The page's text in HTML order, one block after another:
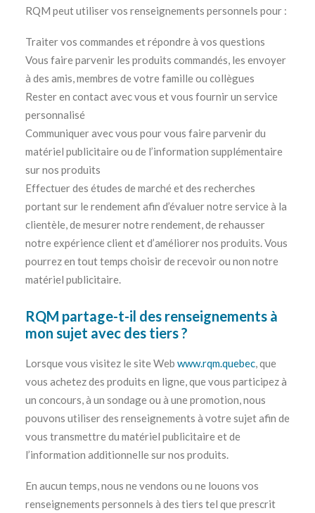
RQM peut utiliser vos renseignements personnels pour :
Traiter vos commandes et répondre à vos questions
Vous faire parvenir les produits commandés, les envoyer
à des amis, membres de votre famille ou collègues
Rester en contact avec vous et vous fournir un service
personnalisé
Communiquer avec vous pour vous faire parvenir du
matériel publicitaire ou de l’information supplémentaire
sur nos produits
Effectuer des études de marché et des recherches
portant sur le rendement afin d’évaluer notre service à la
clientèle, de mesurer notre rendement, de rehausser
notre expérience client et d’améliorer nos produits. Vous
pourrez en tout temps choisir de recevoir ou non notre
matériel publicitaire.
RQM partage-t-il des renseignements à
mon sujet avec des tiers ?
Lorsque vous visitez le site Web www.rqm.quebec, que
vous achetez des produits en ligne, que vous participez à
un concours, à un sondage ou à une promotion, nous
pouvons utiliser des renseignements à votre sujet afin de
vous transmettre du matériel publicitaire et de
l’information additionnelle sur nos produits.
En aucun temps, nous ne vendons ou ne louons vos
renseignements personnels à des tiers tel que prescrit